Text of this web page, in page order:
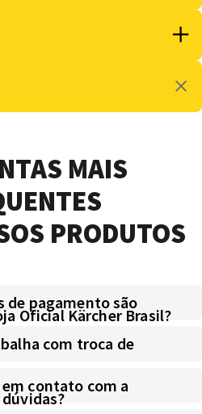
MAIS
PRODUTOS
de pagamento são
Oficial Kärcher Brasil?
com troca de
contato com a